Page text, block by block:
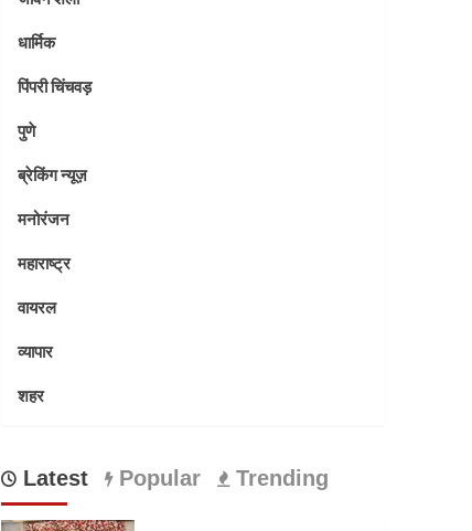
धार्मिक
पिंपरी चिंचवड़
पुणे
ब्रेकिंग न्यूज़
मनोरंजन
महाराष्ट्र
वायरल
व्यापार
शहर
Latest Popular Trending